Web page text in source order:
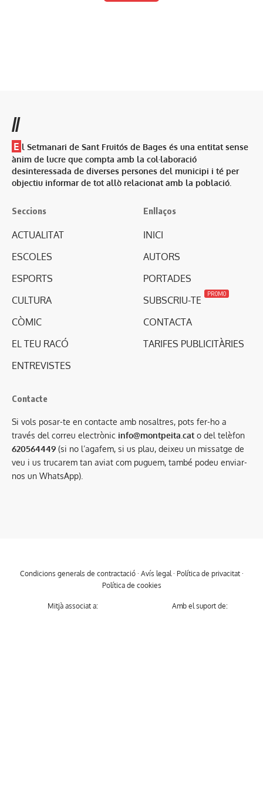
//
E l Setmanari de Sant Fruitós de Bages és una entitat sense
ànim de lucre que compta amb la col·laboració
desinteressada de diverses persones del municipi i té per
objectiu informar de tot allò relacionat amb la població.
Seccions
ACTUALITAT
ESCOLES
ESPORTS
CULTURA
CÒMIC
EL TEU RACÓ
ENTREVISTES
Enllaços
INICI
AUTORS
PORTADES
SUBSCRIU-TE
PROMO
CONTACTA
TARIFES PUBLICITÀRIES
Contacte
Si vols posar-te en contacte amb nosaltres, pots fer-ho a
través del correu electrònic info@montpeita.cato del telèfon
620564449 (si no l’agafem, si us plau, deixeu un missatge de
veu i us trucarem tan aviat com puguem, també podeu enviar-
nos un WhatsApp).
Condicions generals de contractació· Avís legal· Política de privacitat·
Política de cookies
Mitjà associat a: Amb el suport de: